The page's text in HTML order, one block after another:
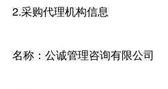
2.采购代理机构信息
名称：公诚管理咨询有限公司